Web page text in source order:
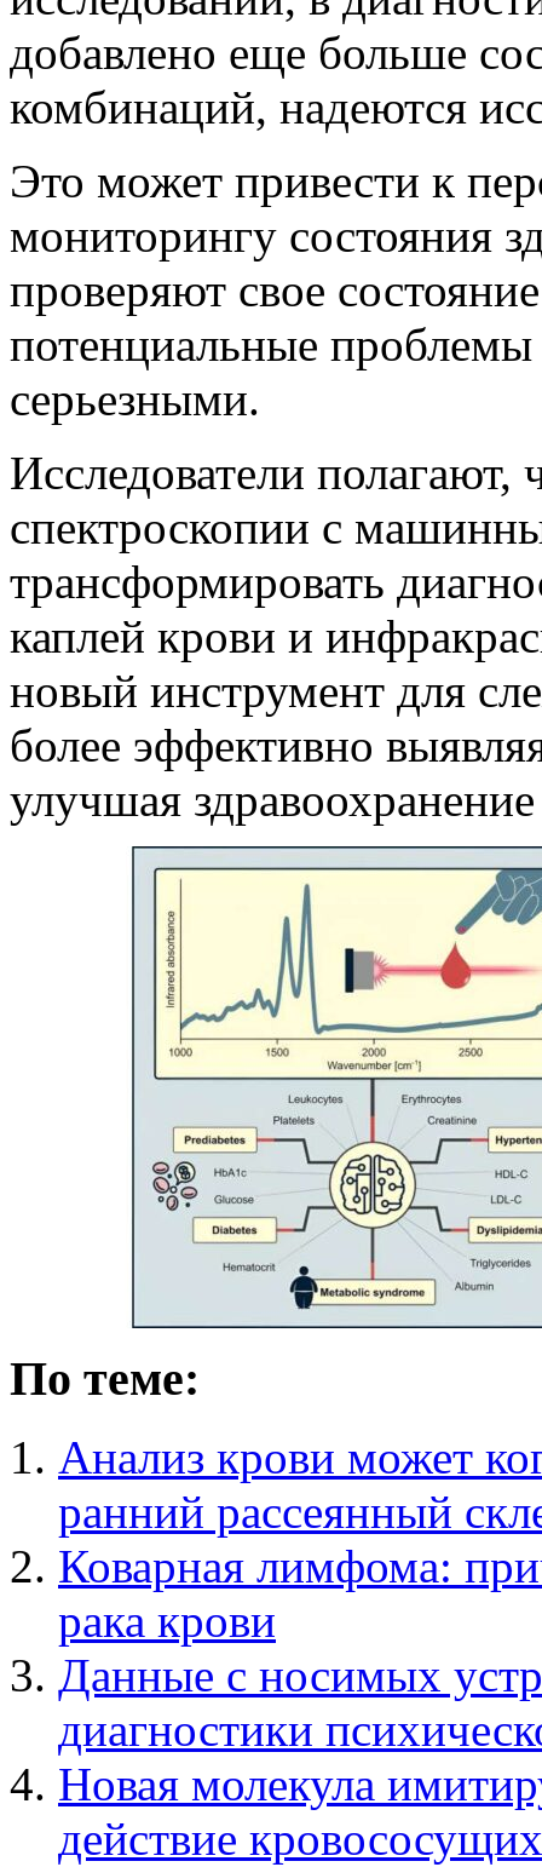
добавлено еще больше
комбинаций, надеются
Это может привести к
мониторингу состояния
проверяют свое
потенциальные проблемы
серьезными.
Исследователи полагают,
спектроскопии с
трансформировать
каплей крови и
новый инструмент для
более эффективно
улучшая
По теме:
Анализ крови может
ранний рассеянный
Коварная лимфома:
рака крови
Данные с носимых
диагностики
Новая молекула
действие